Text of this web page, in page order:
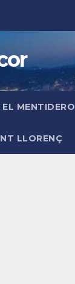
EL MENTIDERO
LLORENÇ